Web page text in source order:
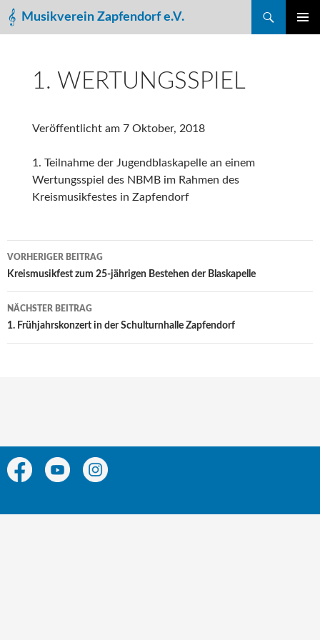
Musikverein Zapfendorf e.V.
Suchen
ZUM
1. WERTUNGSSPIEL
Veröffentlicht am 7 Oktober, 2018
1. Teilnahme der Jugendblaskapelle an einem
Wertungsspiel des NBMB im Rahmen des
Kreismusikfestes in Zapfendorf
Beitragsnavigation
VORHERIGER BEITRAG
Kreismusikfest zum 25-jährigen Bestehen der Blaskapelle
NÄCHSTER BEITRAG
1. Frühjahrskonzert in der Schulturnhalle Zapfendorf